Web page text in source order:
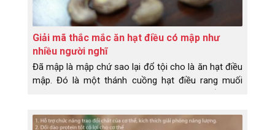
Giải mã thắc mắc ăn hạt điều có mập như
nhiều người nghĩ
Đã mập là mập chứ sao lại đổ tội cho là ăn hạt điều
mập. Đó là một thánh cuồng hạt điều rang muối